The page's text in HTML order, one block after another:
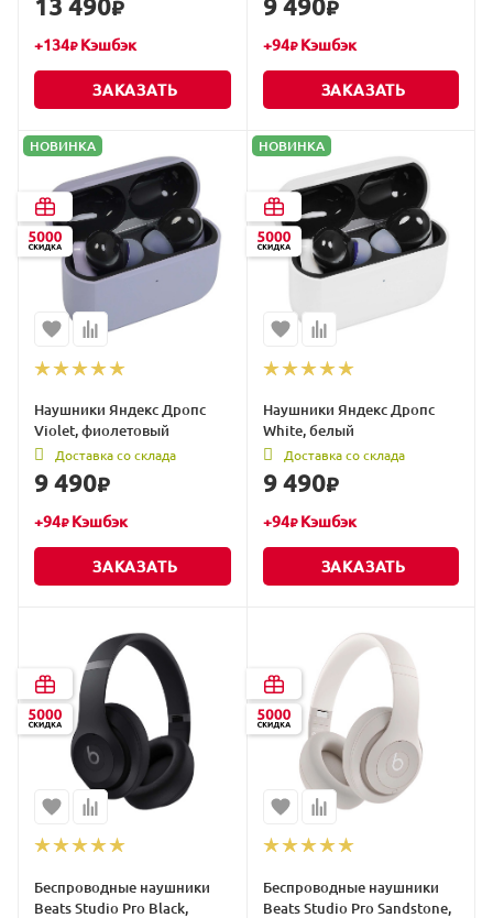
13 490₽
+134₽Кэшбэк
ЗАКАЗАТЬ
9 490₽
+94₽Кэшбэк
ЗАКАЗАТЬ
НОВИНКА
Наушники Яндекс Дропс
Violet, фиолетовый
Доставка со склада
9 490₽
+94₽Кэшбэк
ЗАКАЗАТЬ
НОВИНКА
Наушники Яндекс Дропс
White, белый
Доставка со склада
9 490₽
+94₽Кэшбэк
ЗАКАЗАТЬ
Беспроводные наушники
Beats Studio Pro Black,
Беспроводные наушники
Beats Studio Pro Sandstone,